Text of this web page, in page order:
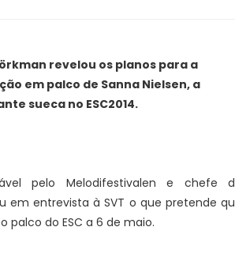
revelou os planos para a
em palco de Sanna Nielsen, a
sueca no ESC2014.
pelo Melodifestivalen e chefe
em entrevista à SVT o que pretende
palco do ESC a 6 de maio.